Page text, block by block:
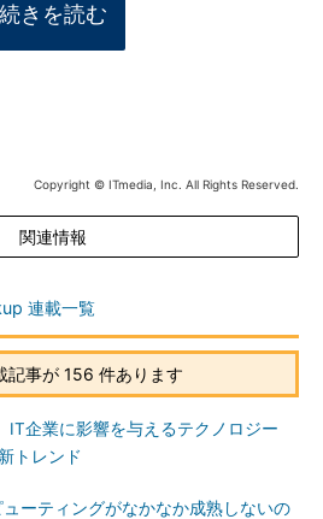
続きを読む
Copyright © ITmedia, Inc. All Rights Reserved.
関連情報
連載一覧
記事が 156 件あります
IT企業に影響を与えるテクノロジー
トレンド
ーティングがなかなか成熟しないの